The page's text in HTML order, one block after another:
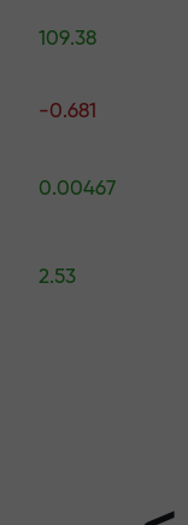
اپنے اکاونٹ
109.38
-0.681
0.00467
2.53